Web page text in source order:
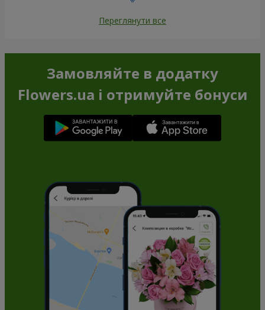
Переглянути все
Замовляйте в додатку
Flowers.ua і отримуйте бонуси